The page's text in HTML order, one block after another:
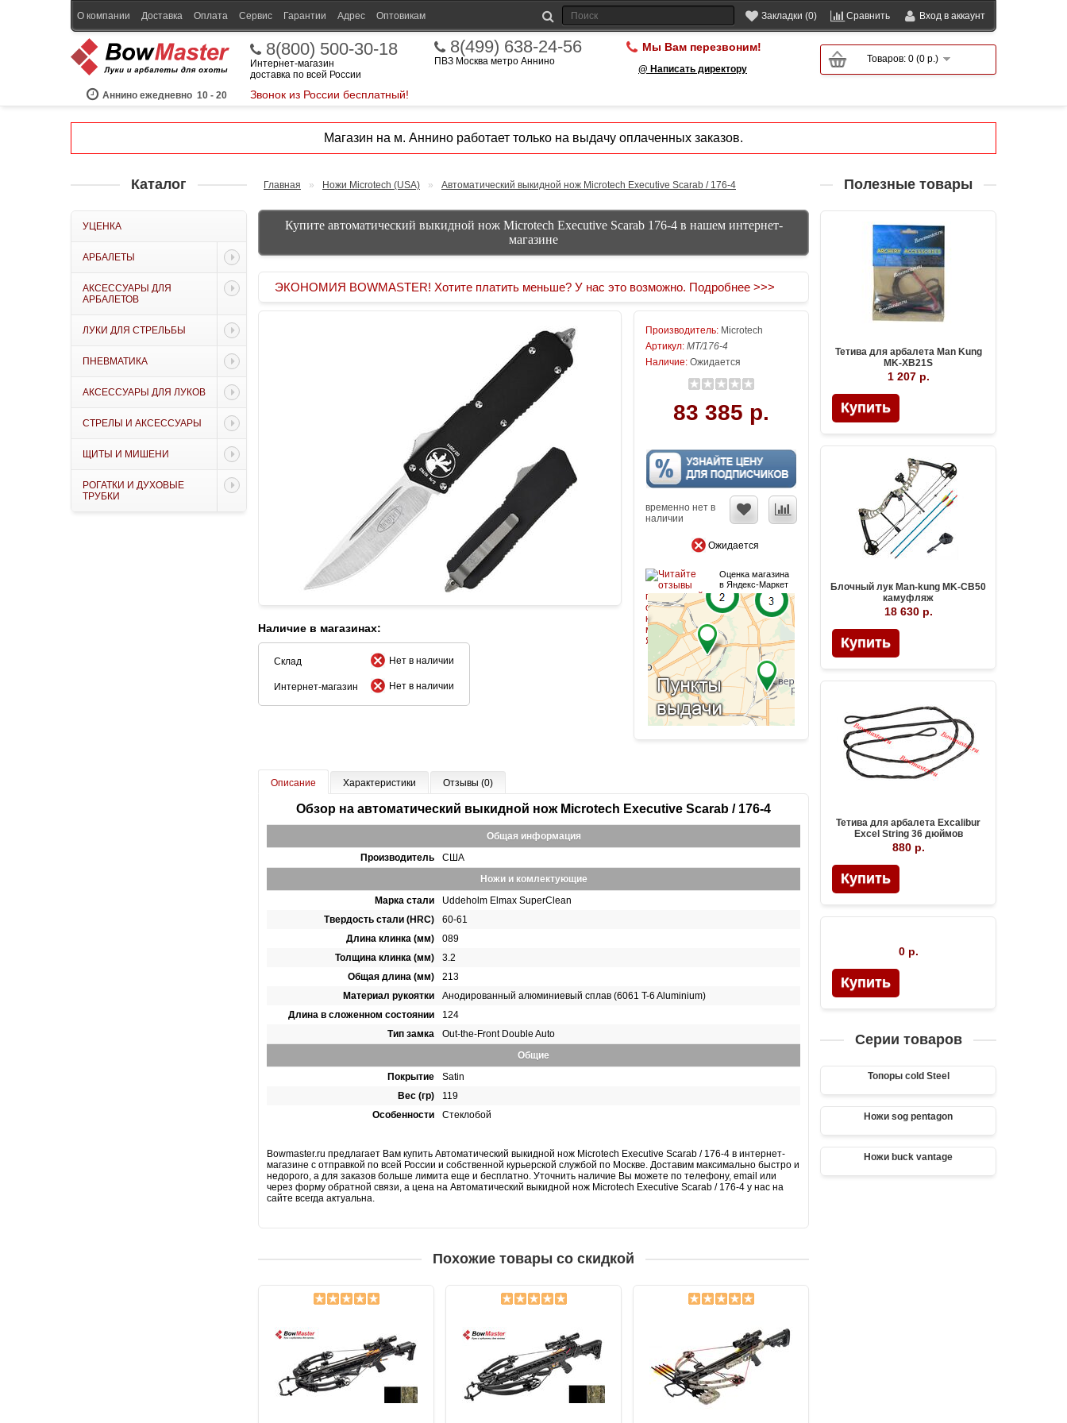
Закладки (0) Сравнить Вход в аккаунт
О компании Доставка Оплата Сервис Гарантии Адрес Оптовикам
Аннино ежедневно 10 - 20
8(800) 500-30-18
Интернет-магазин
доставка по всей России
Звонок из России бесплатный!
8(499) 638-24-56
ПВЗ Москва метро Аннино
Мы Вам перезвоним!
@ Написать директору
Товаров: 0 (0 р.)
Магазин на м. Аннино работает только на выдачу оплаченных заказов.
Каталог
УЦЕНКА
АРБАЛЕТЫ
АКСЕССУАРЫ ДЛЯ
АРБАЛЕТОВ
ЛУКИ ДЛЯ СТРЕЛЬБЫ
ПНЕВМАТИКА
АКСЕССУАРЫ ДЛЯ ЛУКОВ
СТРЕЛЫ И АКСЕССУАРЫ
ЩИТЫ И МИШЕНИ
РОГАТКИ И ДУХОВЫЕ
ТРУБКИ
Полезные товары
Тетива для арбалета Man Kung
MK-XB21S
1 207 р.
Купить
Блочный лук Man-kung MK-CB50
камуфляж
18 630 р.
Купить
Тетива для арбалета Excalibur
Excel String 36 дюймов
880 р.
Купить
0 р.
Купить
Серии товаров
Топоры cold Steel
Ножи sog pentagon
Ножи buck vantage
Главная » Ножи Microtech (USA) » Автоматический выкидной нож Microtech Executive Scarab / 176-4
Купите автоматический выкидной нож Microtech Executive Scarab 176-4 в нашем интернет-
магазине
ЭКОНОМИЯ BOWMASTER! Хотите платить меньше? У нас это возможно. Подробнее >>>
Наличие в магазинах:
Склад Нет в наличии
Интернет-магазин Нет в наличии
Производитель: Microtech
Артикул: MT/176-4
Наличие: Ожидается
83 385 р.
временно нет в
наличии
Ожидается
Оценка магазина
в Яндекс-Маркет
Описание Характеристики Отзывы (0)
Обзор на автоматический выкидной нож Microtech Executive Scarab / 176-4
Общая информация
Производитель
США
Ножи и комлектующие
Марка стали
Uddeholm Elmax SuperClean
Твердость стали (HRC)
60-61
Длина клинка (мм)
089
Толщина клинка (мм)
3.2
Общая длина (мм)
213
Материал рукоятки
Анодированный алюминиевый сплав (6061 T-6 Aluminium)
Длина в сложенном состоянии
124
Тип замка
Out-the-Front Double Auto
Общие
Покрытие
Satin
Вес (гр)
119
Особенности
Стеклобой
Bowmaster.ru предлагает Вам купить Автоматический выкидной нож Microtech Executive Scarab / 176-4 в интернет-
магазине с отправкой по всей России и собственной курьерской службой по Москве. Доставим максимально быстро и
недорого, а для заказов больше лимита еще и бесплатно. Уточнить наличие Вы можете по телефону, email или
через форму обратной связи, а цена на Автоматический выкидной нож Microtech Executive Scarab / 176-4 у нас на
сайте всегда актуальна.
Похожие товары со скидкой